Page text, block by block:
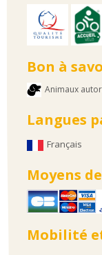
Bon à
Animaux
Langues
Français
Moyens
Mobilité